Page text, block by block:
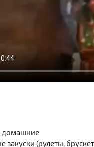
домашние
закуски (рулеты,